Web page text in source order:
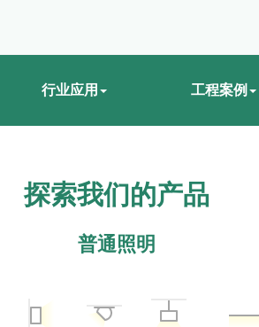
行业应用 工程案例
探索我们的产品
普通照明